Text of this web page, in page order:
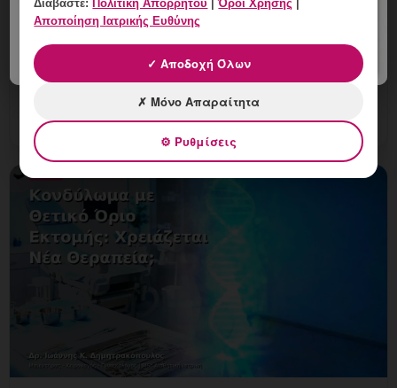
6 Αυγούστου, 2026
Έλεγχος Ζωτικών Σημείων πριν τη Θεραπεία:
εξατομικευμένη γυναικολογική αξιολόγηση, σαφές
πλάνο παρακολούθησης και ραντεβού στη Vital
WomanHood Clinic Γλυφ
Διαβάστε:Πολιτική Απορρήτου |Όροι Χρήσης |
Αποποίηση Ιατρικής Ευθύνης
✓ Αποδοχή Όλων
✗ Μόνο Απαραίτητα
⚙ Ρυθμίσεις